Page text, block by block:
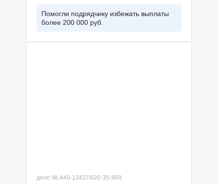
Помогли подрядчику избежать выплаты
более 200 000 руб.
дело № А40-134374/20-35-969